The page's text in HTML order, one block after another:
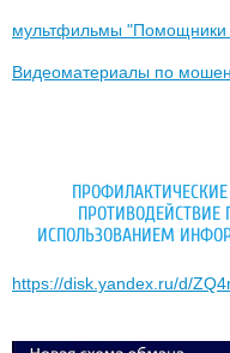
мультфильмы "Помощники
Видеоматериалы по
ИСПОЛЬЗОВАНИЕМ
https://disk.yandex.ru/d/